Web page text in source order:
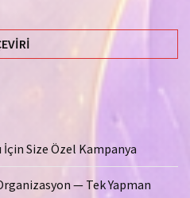
İçin Size Özel Kampanya
— Tek Yapman